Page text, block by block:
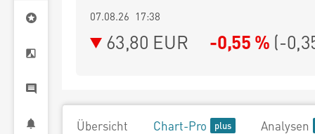
07.08.26 17:38
63,80 EUR -0,55 % (-
Übersicht Chart-Pro Analysen